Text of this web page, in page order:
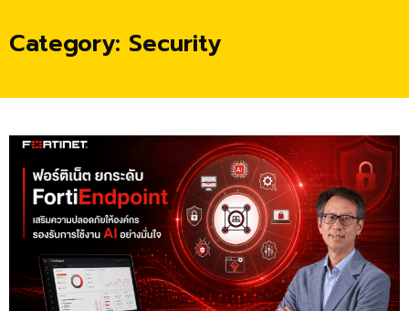
Category: Security
PagePagePage Page